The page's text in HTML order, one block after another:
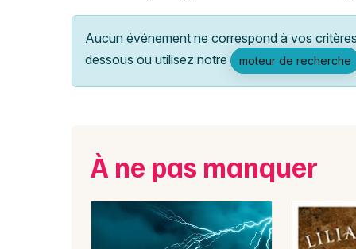
Aucun événement ne correspond à vos
dessous ou utilisez notre
moteur de recherche
À ne pas manquer